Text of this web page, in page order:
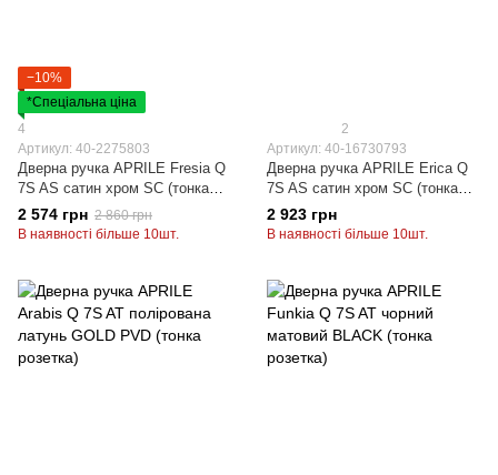
−10%
*Спеціальна ціна
4
Артикул: 40-2275803
Дверна ручка APRILE Fresia Q
7S AS сатин хром SC (тонка
розетка)
2 574 грн 2 860 грн
В наявності більше 10шт.
2
Артикул: 40-16730793
Дверна ручка APRILE Erica Q
7S AS сатин хром SC (тонка
розетка)
2 923 грн
В наявності більше 10шт.